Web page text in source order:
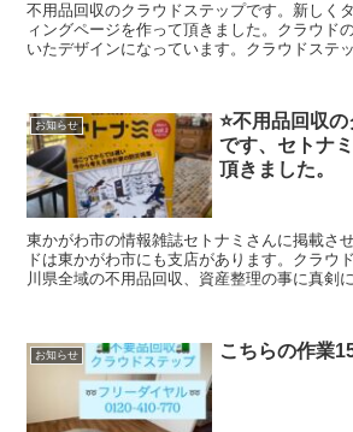
不用品回収のクラウドステップです。新しく
ィングページを作って頂きました。クラウド
いたデザインになっています。クラウドステ
くと、（株）クラウドステップは高松市のお
全な不用品回収、遺品整理、生前整理の会社
解体のクラウドも運営していますのでどんな
来ますのでよろしくお願いします。
お知らせ
⭐️不用品回収
です、セトナ
頂きました。
東かがわ市の情報雑誌セトナミさんに掲載さ
ドは東かがわ市にも支店があります。クラウ
川県全域の不用品回収、資産整理の事に真剣
お知らせ こちらの作業